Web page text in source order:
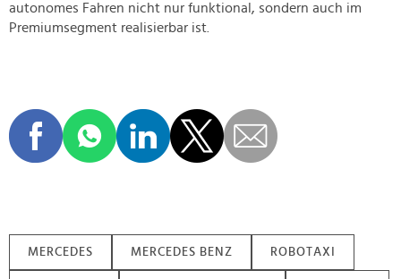
autonomes Fahren nicht nur funktional, sondern auch im
Premiumsegment realisierbar ist.
MERCEDES MERCEDES BENZ ROBOTAXI